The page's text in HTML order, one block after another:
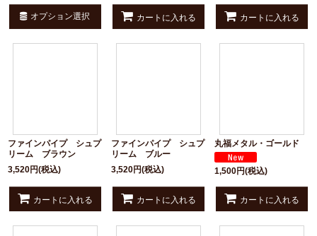
オプション選択 カートに入れる カートに入れる
ファインパイプ シュプ
リーム ブラウン
3,520円(税込)
カートに入れる
ファインパイプ シュプ
リーム ブルー
3,520円(税込)
カートに入れる
丸福メタル・ゴールド
1,500円(税込)
カートに入れる